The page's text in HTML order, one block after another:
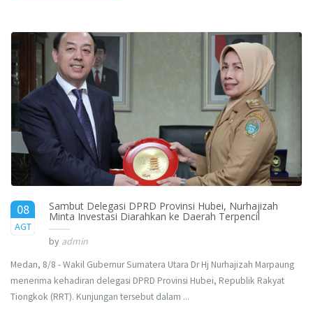
08
AGT
2017
Sambut Delegasi DPRD Provinsi Hubei, Nurhajizah
Minta Investasi Diarahkan ke Daerah Terpencil
by admin
Medan, 8/8 - Wakil Gubernur Sumatera Utara Dr Hj Nurhajizah Marpaung
menerima kehadiran delegasi DPRD Provinsi Hubei, Republik Rakyat
Tiongkok (RRT). Kunjungan tersebut dalam ...